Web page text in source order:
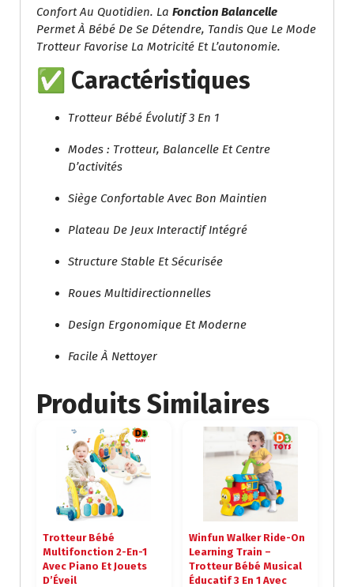
Confort Au Quotidien. La Fonction Balancelle
Permet À Bébé De Se Détendre, Tandis Que Le Mode
Trotteur Favorise La Motricité Et L’autonomie.
✅ Caractéristiques
Trotteur Bébé Évolutif 3 En 1
Modes : Trotteur, Balancelle Et Centre
D’activités
Siège Confortable Avec Bon Maintien
Plateau De Jeux Interactif Intégré
Structure Stable Et Sécurisée
Roues Multidirectionnelles
Design Ergonomique Et Moderne
Facile À Nettoyer
Produits Similaires
Trotteur Bébé
Multifonction 2-En-1
Avec Piano Et Jouets
D’Éveil
Winfun Walker Ride-On
Learning Train –
Trotteur Bébé Musical
Éducatif 3 En 1 Avec